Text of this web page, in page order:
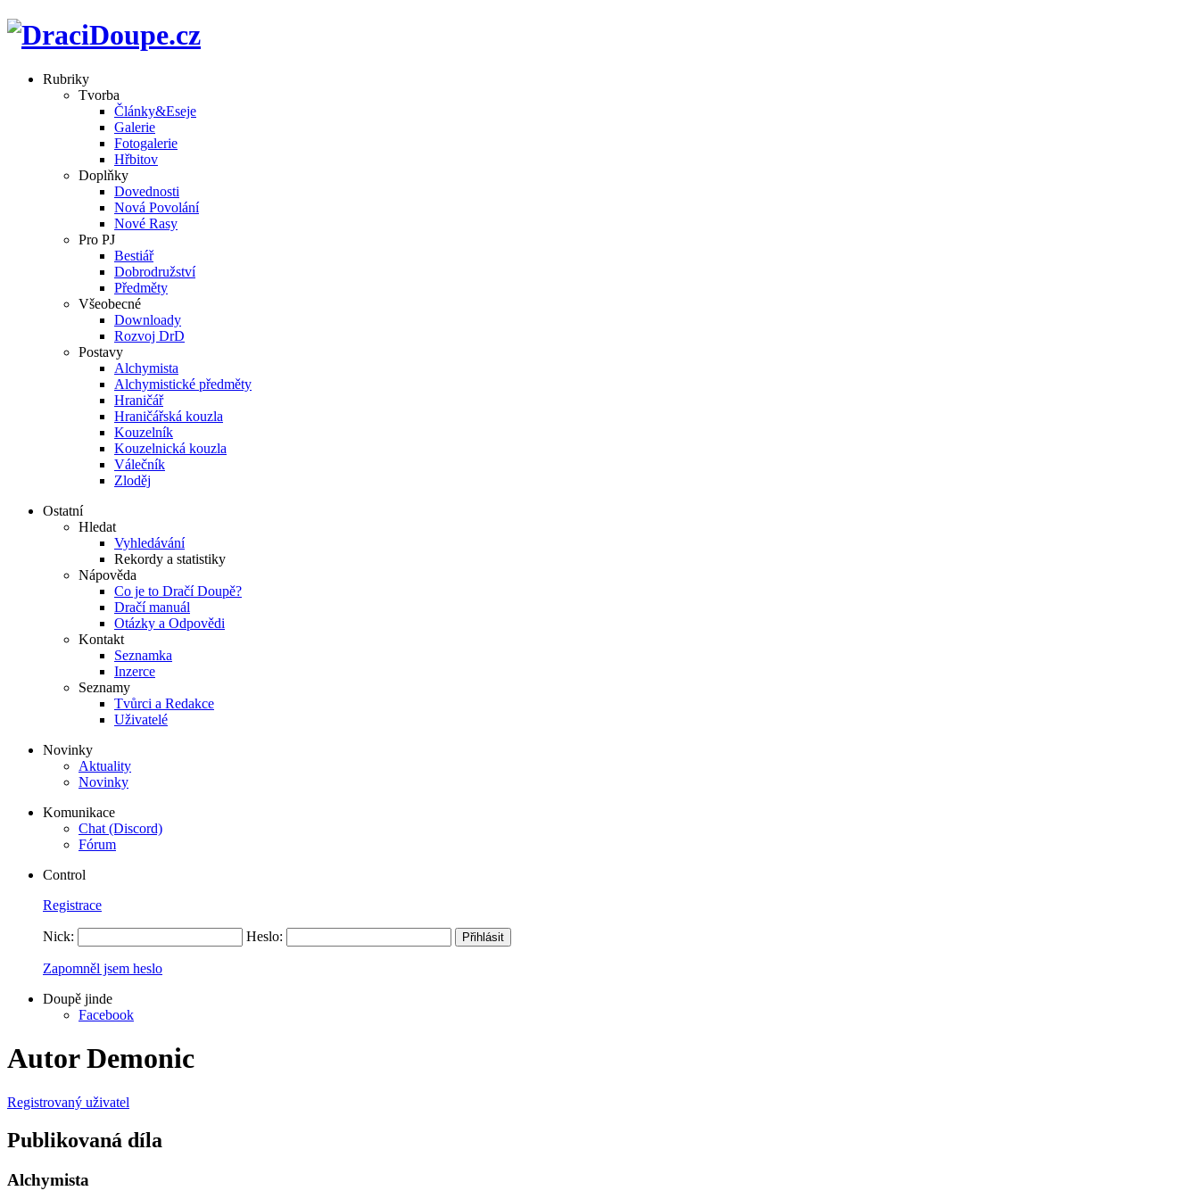
Rubriky
Tvorba
Články&Eseje
Galerie
Fotogalerie
Hřbitov
Doplňky
Dovednosti
Nová Povolání
Nové Rasy
Pro PJ
Bestiář
Dobrodružství
Předměty
Všeobecné
Downloady
Rozvoj DrD
Postavy
Alchymista
Alchymistické předměty
Hraničář
Hraničářská kouzla
Kouzelník
Kouzelnická kouzla
Válečník
Zloděj
Ostatní
Hledat
Vyhledávání
Rekordy a statistiky
Nápověda
Co je to Dračí Doupě?
Dračí manuál
Otázky a Odpovědi
Kontakt
Seznamka
Inzerce
Seznamy
Tvůrci a Redakce
Uživatelé
Novinky
Aktuality
Novinky
Komunikace
Chat (Discord)
Fórum
Control
Registrace
Nick: Heslo:
Zapomněl jsem heslo
Doupě jinde
Facebook
Autor Demonic
Registrovaný uživatel
Publikovaná díla
Alchymista